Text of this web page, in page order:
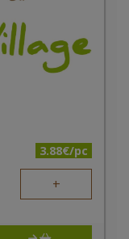
3.88€/pc
+